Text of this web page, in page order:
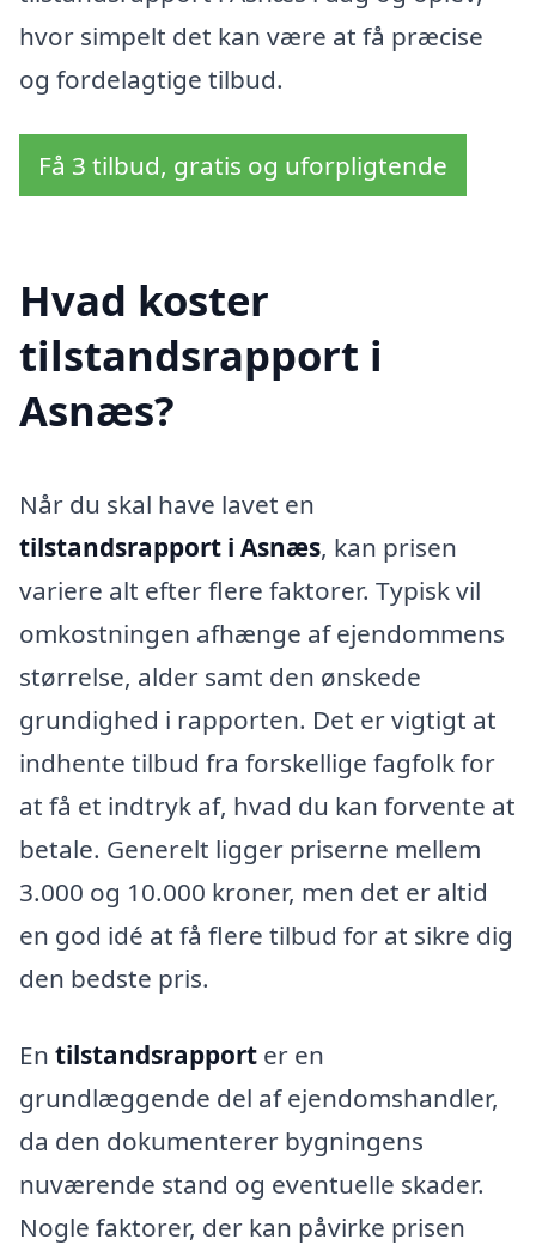
hvor simpelt det kan være at få præcise
og fordelagtige tilbud.
Få 3 tilbud, gratis og uforpligtende
Hvad koster
tilstandsrapport i
Asnæs?
Når du skal have lavet en
tilstandsrapport i Asnæs, kan prisen
variere alt efter flere faktorer. Typisk vil
omkostningen afhænge af ejendommens
størrelse, alder samt den ønskede
grundighed i rapporten. Det er vigtigt at
indhente tilbud fra forskellige fagfolk for
at få et indtryk af, hvad du kan forvente at
betale. Generelt ligger priserne mellem
3.000 og 10.000 kroner, men det er altid
en god idé at få flere tilbud for at sikre dig
den bedste pris.
En tilstandsrapport er en
grundlæggende del af ejendomshandler,
da den dokumenterer bygningens
nuværende stand og eventuelle skader.
Nogle faktorer, der kan påvirke prisen